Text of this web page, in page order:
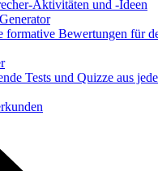
Aktivitäten und -Ideen
formative Bewertungen für
Tests und Quizze aus